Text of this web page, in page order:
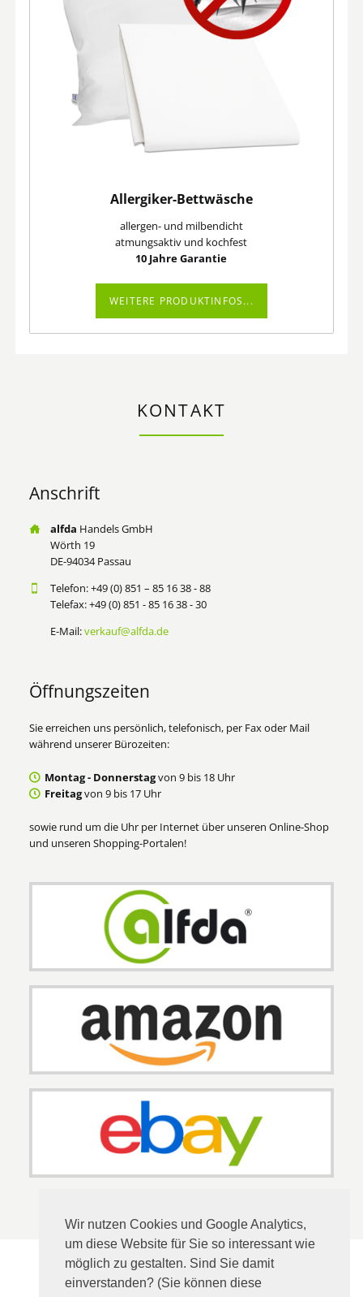
Wir nutzen Cookies und Google Analytics,
um diese Website für Sie so interessant wie
möglich zu gestalten. Sind Sie damit
einverstanden? (Sie können diese
Allergiker-Bettwäsche
allergen- und milbendicht
atmungsaktiv und kochfest
10 Jahre Garantie
WEITERE PRODUKTINFOS...
KONTAKT
Anschrift
alfda Handels GmbH
Wörth 19
DE-94034 Passau
Telefon: +49 (0) 851 – 85 16 38 - 88
Telefax: +49 (0) 851 - 85 16 38 - 30
E-Mail:verkauf@alfda.de
Öffnungszeiten
Sie erreichen uns persönlich, telefonisch, per Fax oder Mail
während unserer Bürozeiten:
Montag - Donnerstagvon 9 bis 18 Uhr
Freitagvon 9 bis 17 Uhr
sowie rund um die Uhr per Internet über unseren Online-Shop
und unseren Shopping-Portalen!